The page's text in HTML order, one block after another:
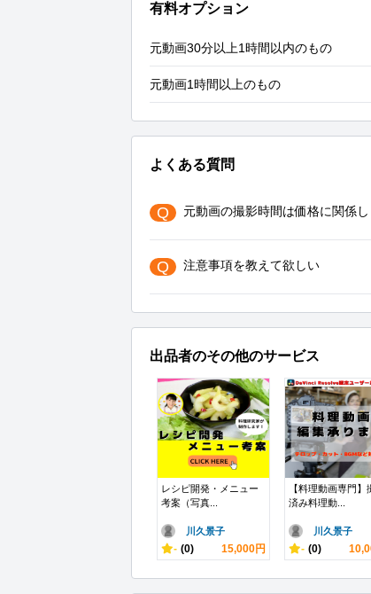
有料オプション
元動画30分以上1時間以内のもの
元動画1時間以上のもの
よくある質問
Q 元動画の撮影時間は価格に関係し
Q 注意事項を教えて欲しい
出品者のその他のサービス
レシピ開発・メニュー
考案（写真...
川久景子
- (0) 15,000円
【料理動画専門】
済み料理動...
川久景子
- (0)